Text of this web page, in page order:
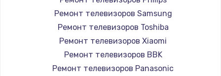
Замена Bluetooth/Wi-Fi модуля
Заказать
Ремонт телевизоров Samsung
Ремонт телевизоров Toshiba
Ремонт телевизоров Xiaomi
Ремонт телевизоров BBK
Ремонт телевизоров Panasonic